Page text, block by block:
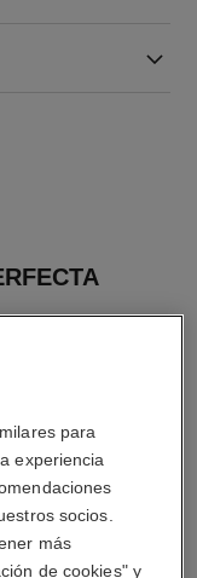
para
experiencia
socios.
más
de cookies" y